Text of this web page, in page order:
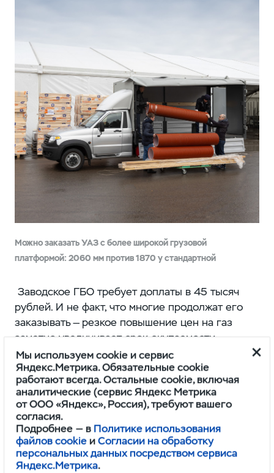
Можно заказать УАЗ с более широкой грузовой
платформой: 2060 мм против 1870 у стандартной
Заводское ГБО требует доплаты в 45 тысяч
рублей. И не факт, что многие продолжат его
заказывать — резкое повышение цен на газ
заметно увеличивает срок окупаемости
оборудования. Если динамика на газомоторном
топливе даже с полной загрузкой остается
нормальной, то повышенный по сравнению
с бензином расход практически нивелирует
разницу в стоимости.
Мы используем cookie и сервис
Яндекс.Метрика. Обязательные cookie
работают всегда. Остальные cookie, включая
аналитические (сервис Яндекс Метрика
от ООО «Яндекс», Россия), требуют вашего
согласия.
Подробнее — в Политике использования
файлов cookie иСогласии на обработку
персональных данных посредством сервиса
Яндекс.Метрика.